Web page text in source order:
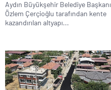
Aydın Büyükşehir Belediye Başkanı
Özlem Çerçioğlu tarafından kente
kazandırılan altyapı...